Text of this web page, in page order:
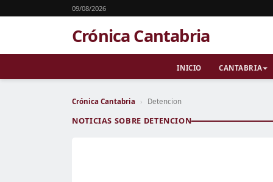
09/08/2026
Crónica Cantabria
INICIO CANTABRIA
Crónica Cantabria › Detencion
NOTICIAS SOBRE DETENCION